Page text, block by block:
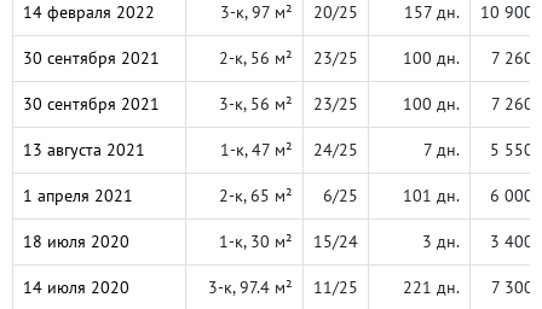
14 февраля 2022 3-к, 97 м² 20/25 157 дн. 10 900
30 сентября 2021 2-к, 56 м² 23/25 100 дн. 7 260
30 сентября 2021 3-к, 56 м² 23/25 100 дн. 7 260
13 августа 2021 1-к, 47 м² 24/25 7 дн. 5 550
1 апреля 2021 2-к, 65 м² 6/25 101 дн. 6 000
18 июля 2020 1-к, 30 м² 15/24 3 дн. 3 400
14 июля 2020 3-к, 97.4 м² 11/25 221 дн. 7 300